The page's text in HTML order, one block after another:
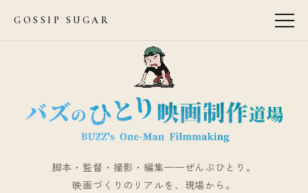
GOSSIP SUGAR
脚本・監督・撮影・編集——ぜんぶひとり。
映画づくりのリアルを、現場から。